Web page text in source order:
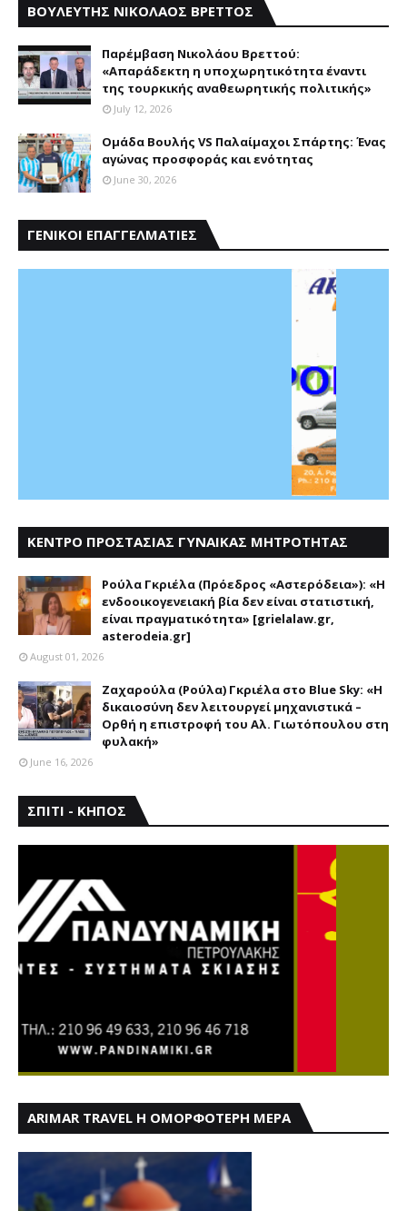
ΒΟΥΛΕΥΤΗΣ ΝΙΚΟΛΑΟΣ ΒΡΕΤΤΟΣ
Παρέμβαση Nικολάου Bρεττού:
«Aπαράδεκτη η υποχωρητικότητα έναντι
της τουρκικής αναθεωρητικής πολιτικής»
July 12, 2026
Ομάδα Βουλής VS Παλαίμαχοι Σπάρτης: Ένας
αγώνας προσφοράς και ενότητας
June 30, 2026
ΓΕΝΙΚΟΙ ΕΠΑΓΓΕΛΜΑΤΙΕΣ
ΚΕΝΤΡΟ ΠΡΟΣΤΑΣΙΑΣ ΓΥΝΑΙΚΑΣ ΜΗΤΡΟΤΗΤΑΣ
Ρούλα Γκριέλα (Πρόεδρος «Αστερόδεια»): «Η
ενδοοικογενειακή βία δεν είναι στατιστική,
είναι πραγματικότητα» [grielalaw.gr,
asterodeia.gr]
August 01, 2026
Ζαχαρούλα (Ρούλα) Γκριέλα στο Blue Sky: «Η
δικαιοσύνη δεν λειτουργεί μηχανιστικά –
Ορθή η επιστροφή του Αλ. Γιωτόπουλου στη
φυλακή»
June 16, 2026
ΣΠΙΤΙ - ΚΗΠΟΣ
ARIMAR TRAVEL Η ΟΜΟΡΦΟΤΕΡΗ ΜΕΡΑ